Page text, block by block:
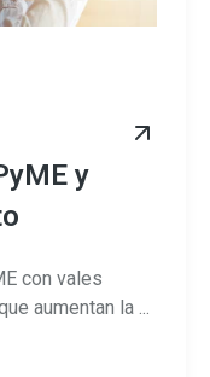
y
con vales
aumentan la ...